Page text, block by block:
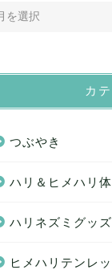
カ
つぶやき
ハリ＆ヒメハリ
ハリネズミグッズ
ヒメハリテンレ